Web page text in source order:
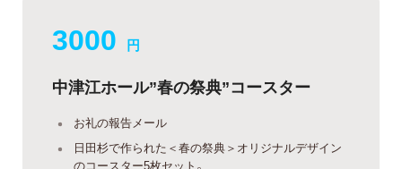
3000 円
中津江ホール”春の祭典”コースター
お礼の報告メール
日田杉で作られた＜春の祭典＞オリジナルデザイン
のコースター5枚セット。